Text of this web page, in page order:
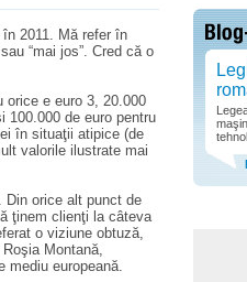
2011. Mă refer în
“mai jos”. Cred că o
orice e euro 3, 20.000
100.000 de euro pentru
în situaţii atipice (de
valorile ilustrate mai
Din orice alt punct de
ţinem clienţi la câteva
o viziune obtuză,
Montană,
mediu europeană.